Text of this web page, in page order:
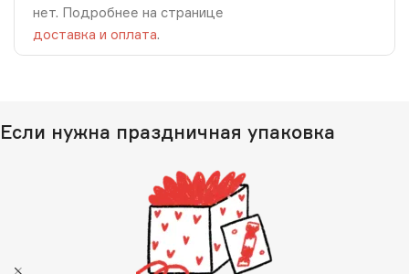
нет. Подробнее на странице
доставка и оплата.
Если нужна праздничная упаковка